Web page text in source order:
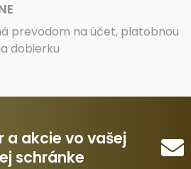
prevodom na účet, platobnou
dobierku
a akcie vo vašej
schránke